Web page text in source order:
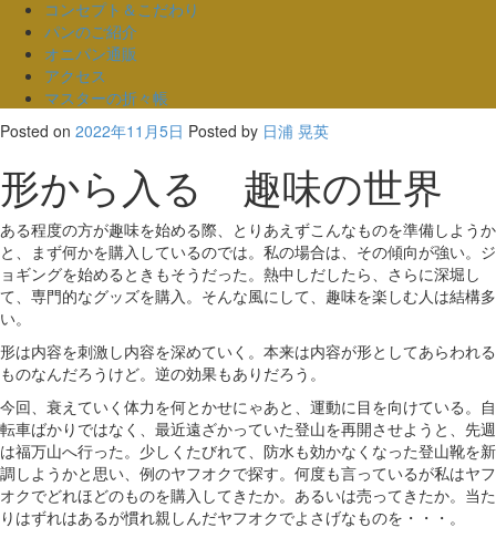
コンセプト＆こだわり
パンのご紹介
オニパン通販
アクセス
マスターの折々帳
Posted on 2022年11月5日 Posted by 日浦 晃英
形から入る 趣味の世界
ある程度の方が趣味を始める際、とりあえずこんなものを準備しようか
と、まず何かを購入しているのでは。私の場合は、その傾向が強い。ジ
ョギングを始めるときもそうだった。熱中しだしたら、さらに深堀し
て、専門的なグッズを購入。そんな風にして、趣味を楽しむ人は結構多
い。
形は内容を刺激し内容を深めていく。本来は内容が形としてあらわれる
ものなんだろうけど。逆の効果もありだろう。
今回、衰えていく体力を何とかせにゃあと、運動に目を向けている。自
転車ばかりではなく、最近遠ざかっていた登山を再開させようと、先週
は福万山へ行った。少しくたびれて、防水も効かなくなった登山靴を新
調しようかと思い、例のヤフオクで探す。何度も言っているが私はヤフ
オクでどれほどのものを購入してきたか。あるいは売ってきたか。当た
りはずれはあるが慣れ親しんだヤフオクでよさげなものを・・・。